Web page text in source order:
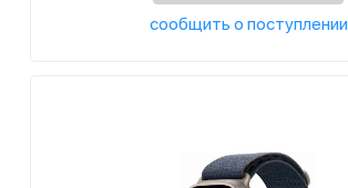
сообщить о поступлении